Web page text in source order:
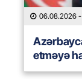
06.08.2026 -
etməyə